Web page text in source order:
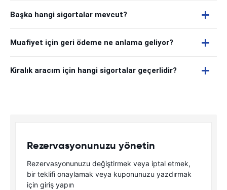
Başka hangi sigortalar mevcut?
Muafiyet için geri ödeme ne anlama geliyor?
Kiralık aracım için hangi sigortalar geçerlidir?
Rezervasyonunuzu yönetin
Rezervasyonunuzu değiştirmek veya iptal etmek,
bir teklifi onaylamak veya kuponunuzu yazdırmak
için giriş yapın